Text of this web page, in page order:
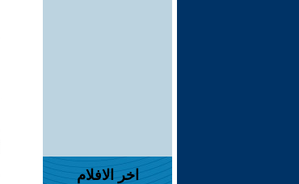
اخر الافلام